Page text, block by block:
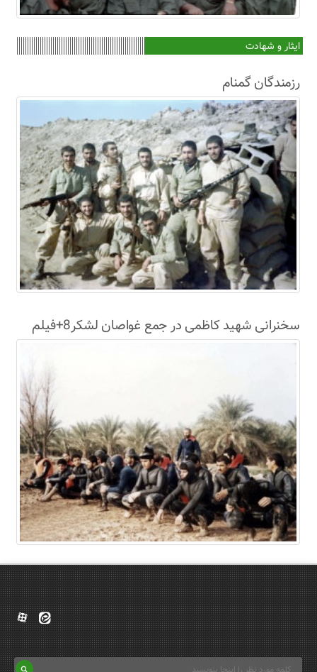
ایثار و شهادت
رزمندگان گمنام
سخنرانی شهید کاظمی در جمع غواصان لشکر8+فیلم